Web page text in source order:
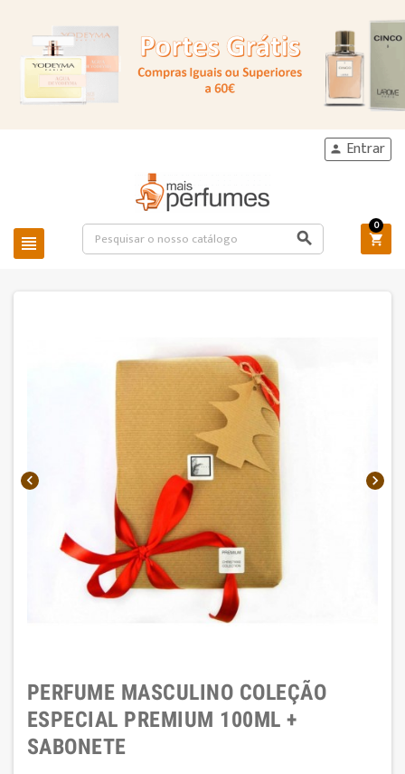
 
 Entrar

0
 
PERFUME MASCULINO COLEÇÃO
ESPECIAL PREMIUM 100ML +
SABONETE